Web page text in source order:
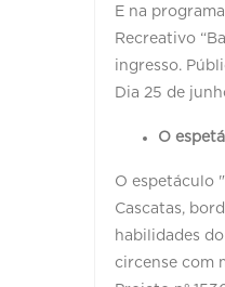
E na
Recreativo
ingresso.
Dia 25 de
O
O espetáculo
Cascatas,
habilidades
circense com